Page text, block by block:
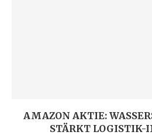
AMAZON AKTIE:
STÄRKT LOGISTIK-